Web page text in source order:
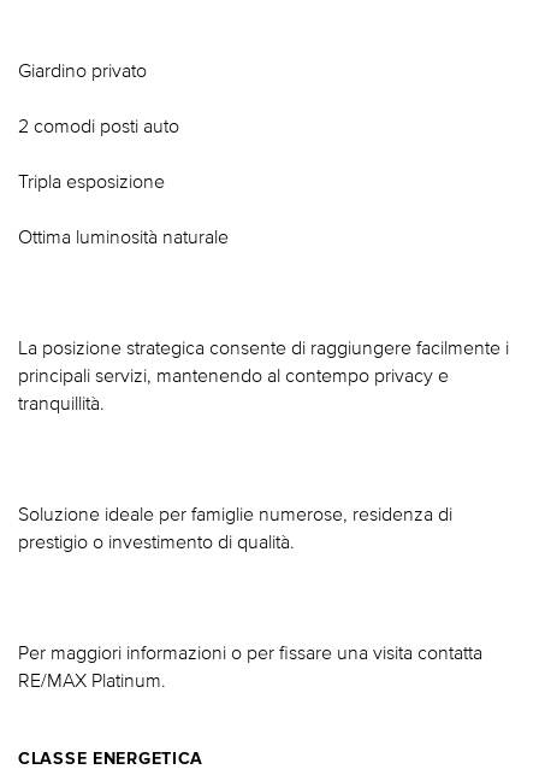
Giardino privato
2 comodi posti auto
Tripla esposizione
Ottima luminosità naturale
La posizione strategica consente di raggiungere facilmente i
principali servizi, mantenendo al contempo privacy e
tranquillità.
Soluzione ideale per famiglie numerose, residenza di
prestigio o investimento di qualità.
Per maggiori informazioni o per fissare una visita contatta
RE/MAX Platinum.
CLASSE ENERGETICA